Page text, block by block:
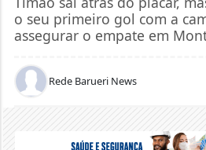
o seu primeiro gol com a
assegurar o empate em
Rede Barueri News